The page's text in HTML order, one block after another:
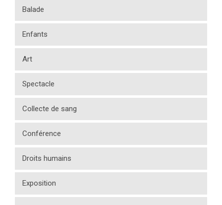
Balade
Enfants
Art
Spectacle
Collecte de sang
Conférence
Droits humains
Exposition